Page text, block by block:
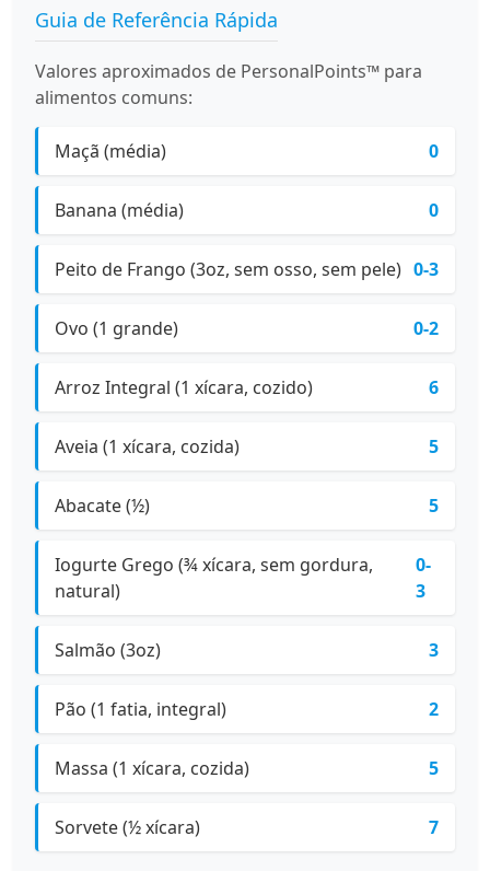
Guia de Referência Rápida
Valores aproximados de PersonalPoints™ para
alimentos comuns:
Maçã (média) 0
Banana (média) 0
Peito de Frango (3oz, sem osso, sem pele) 0-3
Ovo (1 grande) 0-2
Arroz Integral (1 xícara, cozido) 6
Aveia (1 xícara, cozida) 5
Abacate (½) 5
Iogurte Grego (¾ xícara, sem gordura,
natural)
0-
3
Salmão (3oz) 3
Pão (1 fatia, integral) 2
Massa (1 xícara, cozida) 5
Sorvete (½ xícara) 7